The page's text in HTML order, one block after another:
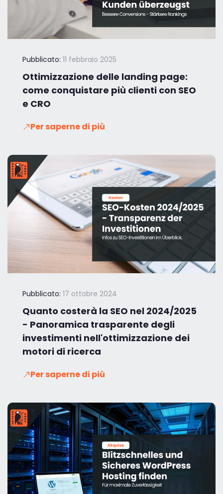
Pubblicato: 11 febbraio 2025
Ottimizzazione delle landing page:
come conquistare più clienti con SEO
e CRO
Per saperne di più
Pubblicato: 17 ottobre 2024
Quanto costerà la SEO nel 2024/2025
- Panoramica trasparente degli
investimenti nell'ottimizzazione dei
motori di ricerca
Per saperne di più